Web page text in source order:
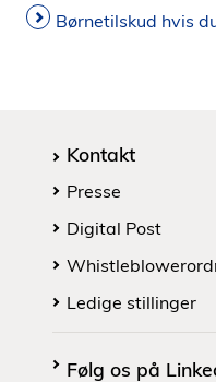
Børnetilskud hvis
Kontakt
Presse
Digital Post
Ledige stillinger
Følg os på